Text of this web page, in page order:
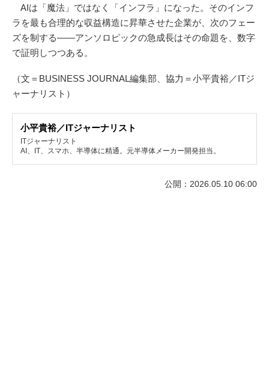
AIは「魔法」ではなく「インフラ」になった。そのインフ
ラを最も合理的な収益構造に昇華させた企業が、次のフェー
ズを制する——アンソロピックの急成長はその命題を、数字
で証明しつつある。
（文＝BUSINESS JOURNAL編集部、協力＝小平貴裕／ITジ
ャーナリスト）
小平貴裕／ITジャーナリスト
ITジャーナリスト
AI、IT、スマホ、半導体に精通。元半導体メーカー開発担当。
公開：2026.05.10 06:00